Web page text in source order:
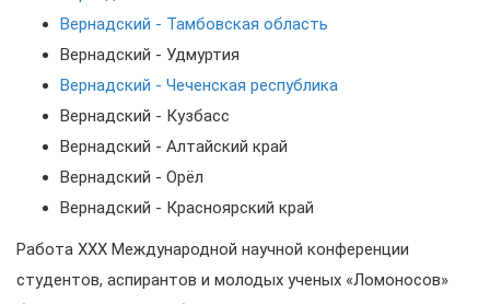
Вернадский - Тамбовская область
Вернадский - Удмуртия
Вернадский - Чеченская республика
Вернадский - Кузбасс
Вернадский - Алтайский край
Вернадский - Орёл
Вернадский - Красноярский край
Работа XXX Международной научной конференции
студентов, аспирантов и молодых ученых «Ломоносов»